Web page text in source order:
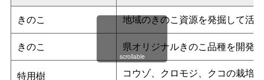
きのこ
地域のきのこ資源を発掘して活
きのこ
県オリジナルきのこ品種を開発
特用樹 コウゾ、クロモジ、クコの栽培
scrollable